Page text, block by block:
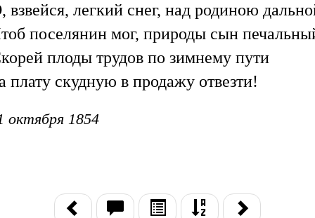
взвейся, легкий снег, над родиною
поселянин мог, природы сын
плоды трудов по зимнему пути
плату скудную в продажу отвезти!
октября 1854